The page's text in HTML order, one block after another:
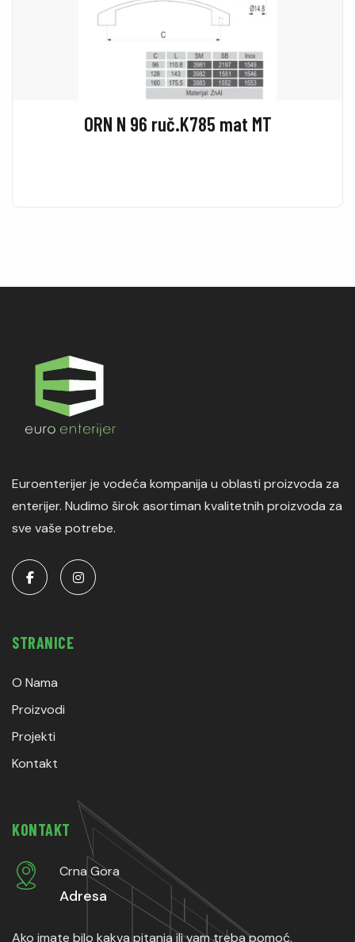
ORN N 96 ruč.K785 mat MT
Euroenterijer je vodeća kompanija u oblasti proizvoda za
enterijer. Nudimo širok asortiman kvalitetnih proizvoda za
sve vaše potrebe.
STRANICE
O Nama
Proizvodi
Projekti
Kontakt
KONTAKT
Crna Gora
Adresa
Ako imate bilo kakva pitanja ili vam treba pomoć,